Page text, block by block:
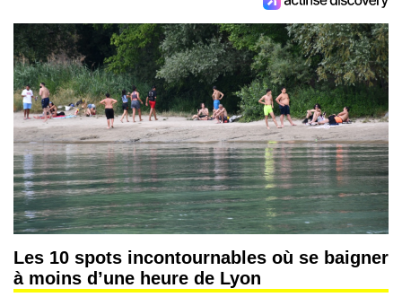
Les 10 spots incontournables où se baigner
à moins d’une heure de Lyon